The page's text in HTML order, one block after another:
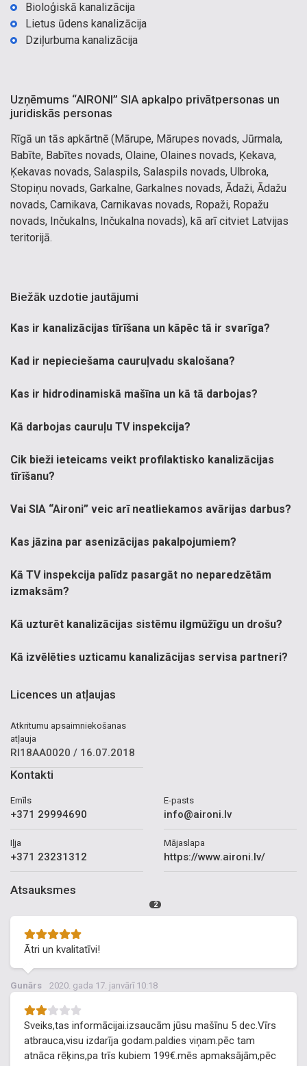
Bioloģiskā kanalizācija
Lietus ūdens kanalizācija
Dziļurbuma kanalizācija
Uzņēmums “AIRONI” SIA apkalpo privātpersonas un
juridiskās personas
Rīgā un tās apkārtnē (Mārupe, Mārupes novads, Jūrmala,
Babīte, Babītes novads, Olaine, Olaines novads, Ķekava,
Ķekavas novads, Salaspils, Salaspils novads, Ulbroka,
Stopiņu novads, Garkalne, Garkalnes novads, Ādaži, Ādažu
novads, Carnikava, Carnikavas novads, Ropaži, Ropažu
novads, Inčukalns, Inčukalna novads), kā arī citviet Latvijas
teritorijā.
Biežāk uzdotie jautājumi
Kas ir kanalizācijas tīrīšana un kāpēc tā ir svarīga?
Kad ir nepieciešama cauruļvadu skalošana?
Kas ir hidrodinamiskā mašīna un kā tā darbojas?
Kā darbojas cauruļu TV inspekcija?
Cik bieži ieteicams veikt profilaktisko kanalizācijas
tīrīšanu?
Vai SIA “Aironi” veic arī neatliekamos avārijas darbus?
Kas jāzina par asenizācijas pakalpojumiem?
Kā TV inspekcija palīdz pasargāt no neparedzētām
izmaksām?
Kā uzturēt kanalizācijas sistēmu ilgmūžīgu un drošu?
Kā izvēlēties uzticamu kanalizācijas servisa partneri?
Licences un atļaujas
Atkritumu apsaimniekošanas
atļauja
RI18AA0020 / 16.07.2018
Kontakti
Emīls
+371 29994690
Iļja
+371 23231312
E-pasts
info@aironi.lv
Mājaslapa
https://www.aironi.lv/
Atsauksmes
2
Ātri un kvalitatīvi!
Gunārs 2020. gada 17. janvārī 10:18
Sveiks,tas informācijai.izsaucām jūsu mašīnu 5 dec.Vīrs
atbrauca,visu izdarīja godam.paldies viņam.pēc tam
atnāca rēķins,pa trīs kubiem 199€.mēs apmaksājām,pēc